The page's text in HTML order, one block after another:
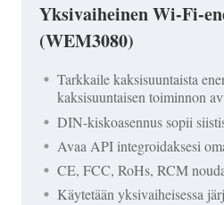
Yksivaiheinen Wi-Fi-
(WEM3080)
Tarkkaile kaksisuuntaista
kaksisuuntaisen toiminnon
DIN-kiskoasennus sopii
Avaa API integroidaksesi
CE, FCC, RoHs, RCM
Käytetään yksivaiheisessa